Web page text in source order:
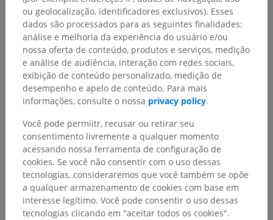
Estruturas subjacentes:Não há nenhuma estrutura
subjacente para esta parte anatômica
Traduções
Encontrou um erro?
Não hesite em nos sugerir uma correção, tradução ou
melhora de conteúdo.
Relatar um problema
ou geolocalização, identificadores exclusivos). Esses
dados são processados para as seguintes finalidades:
análise e melhoria da experiência do usuário e/ou
nossa oferta de conteúdo, produtos e serviços, medição
e análise de audiência, interação com redes sociais,
exibição de conteúdo personalizado, medição de
desempenho e apelo de conteúdo. Para mais
informações, consulte o nossa privacy policy.
Você pode permiitr, recusar ou retirar seu
consentimento livremente a qualquer momento
acessando nossa ferramenta de configuração de
cookies. Se você não consentir com o uso dessas
tecnologias, consideraremos que você também se opõe
a qualquer armazenamento de cookies com base em
interesse legítimo. Você pode consentir o uso dessas
tecnologias clicando em "aceitar todos os cookies".